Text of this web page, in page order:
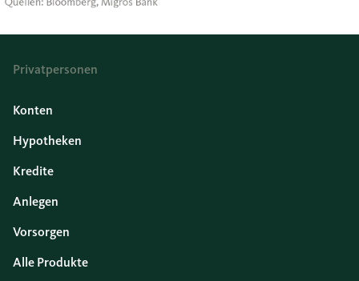
Privatpersonen
Konten
Hypotheken
Kredite
Anlegen
Vorsorgen
Alle Produkte